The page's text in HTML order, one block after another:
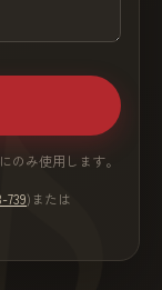
のみ使用します。
739)または